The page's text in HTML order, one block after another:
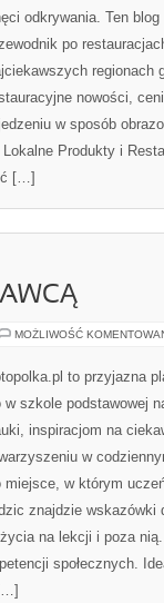
odkrywania. Ten
po
regionach
nowości,
w sposób
Produkty i
[…]
MOŻLIWOŚĆ
to przyjazna
w szkole podstawowej
inspiracjom na
w
miejsce, w którym
znajdzie wskazówki
na lekcji i poza
społecznych.